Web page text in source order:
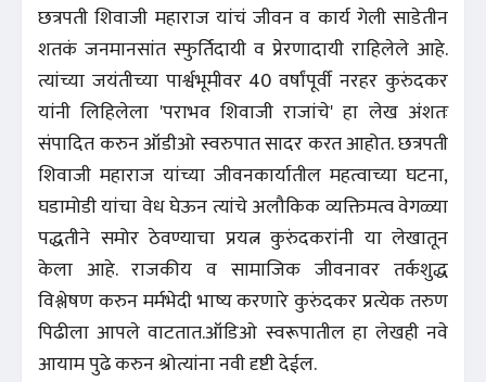
छत्रपती शिवाजी महाराज यांचं जीवन व कार्य गेली साडेतीन
शतकं जनमानसांत स्फुर्तिदायी व प्रेरणादायी राहिलेले आहे.
त्यांच्या जयंतीच्या पार्श्वभूमीवर 40 वर्षांपूर्वी नरहर कुरुंदकर
यांनी लिहिलेला 'पराभव शिवाजी राजांचे' हा लेख अंशतः
संपादित करुन ऑडीओ स्वरुपात सादर करत आहोत. छत्रपती
शिवाजी महाराज यांच्या जीवनकार्यातील महत्वाच्या घटना,
घडामोडी यांचा वेध घेऊन त्यांचे अलौकिक व्यक्तिमत्व वेगळ्या
पद्धतीने समोर ठेवण्याचा प्रयत्न कुरुंदकरांनी या लेखातून
केला आहे. राजकीय व सामाजिक जीवनावर तर्कशुद्ध
विश्लेषण करुन मर्मभेदी भाष्य करणारे कुरुंदकर प्रत्येक तरुण
पिढीला आपले वाटतात.ऑडिओ स्वरूपातील हा लेखही नवे
आयाम पुढे करुन श्रोत्यांना नवी दृष्टी देईल.